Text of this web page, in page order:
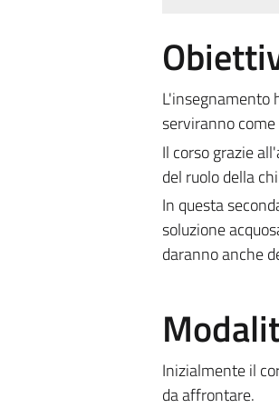
L'insegnamento
serviranno
Il corso grazie
del ruolo della
In questa
soluzione
daranno anche
Inizialmente il
da affrontare.